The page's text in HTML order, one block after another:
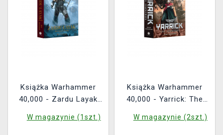
Książka Warhammer
40,000 - Zardu Layak
ENG
W magazynie (1szt.)
Książka Warhammer
40,000 - Yarrick: The
W magazynie (2szt.)